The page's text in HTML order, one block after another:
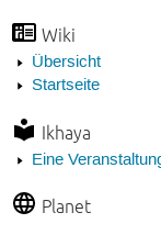
Wiki
Übersicht
Startseite
Ikhaya
Eine
Planet